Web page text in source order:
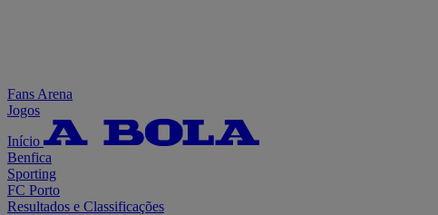
Fans Arena
Jogos
Início
Benfica
Sporting
FC Porto
Resultados e Classificações